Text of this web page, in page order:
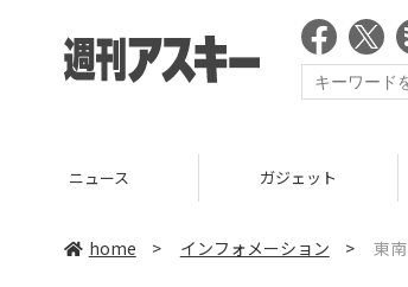
ニュース ガジェット
home > インフォメーション > 東